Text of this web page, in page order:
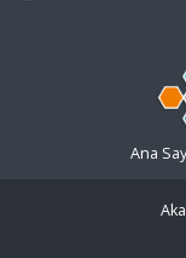
Ana